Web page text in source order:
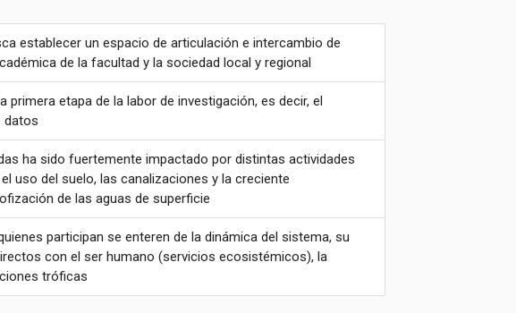
establecer un espacio de articulación e intercambio de
de la facultad y la sociedad local y regional
primera etapa de la labor de investigación, es decir, el
datos
ha sido fuertemente impactado por distintas actividades
uso del suelo, las canalizaciones y la creciente
de las aguas de superficie
participan se enteren de la dinámica del sistema, su
con el ser humano (servicios ecosistémicos), la
tróficas